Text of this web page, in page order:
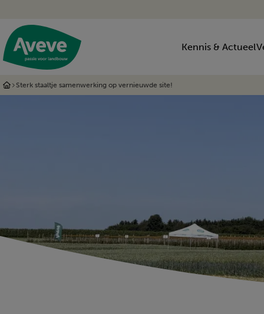
Kennis & Actueel
Sterk staaltje samenwerking op vernieuwde site!